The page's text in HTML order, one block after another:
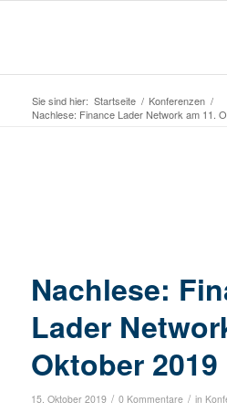
Sie sind hier: Startseite / Konferenzen /
Nachlese: Finance Lader Network am 11.
Nachlese:
Lader
Oktober 2019
15. Oktober 2019 / 0 Kommentare / in